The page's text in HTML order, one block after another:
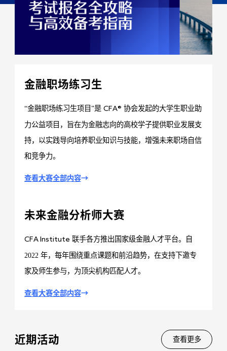
金融职场练习生
“金融职场练习生项目”是 CFA® 协会发起的大学生职业助
力公益项目，旨在为金融志向的高校学子提供职业发展支
持，以实践导向培养职业知识与技能，增强未来职场自信
和竞争力。
查看大赛全部内容→
未来金融分析师大赛
CFA Institute 联手各方推出国家级金融人才平台。自
2022 年，每年围绕重点课题和前沿趋势，在支持下邀专
家及师生参与，为顶尖机构匹配人才。
查看大赛全部内容→
近期活动 查看更多